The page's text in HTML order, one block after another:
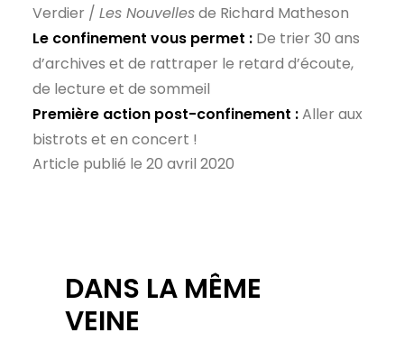
Verdier / Les Nouvellesde Richard Matheson
Le confinement vous permet : De trier 30 ans
d’archives et de rattraper le retard d’écoute,
de lecture et de sommeil
Première action post-confinement :Aller aux
bistrots et en concert !
Article publié le 20 avril 2020
DANS LA MÊME
VEINE